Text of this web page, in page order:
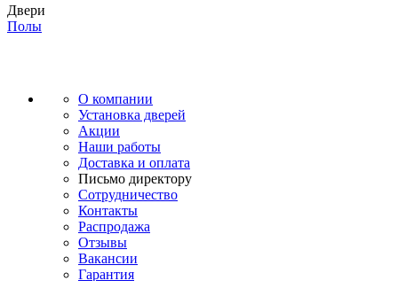
Двери
Полы
О компании
Установка дверей
Акции
Наши работы
Доставка и оплата
Письмо директору
Сотрудничество
Контакты
Распродажа
Отзывы
Вакансии
Гарантия